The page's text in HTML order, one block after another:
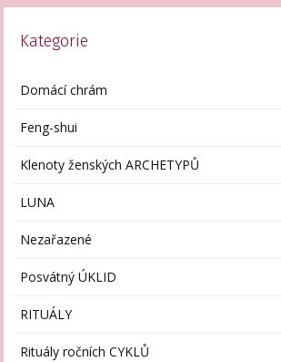
Kategorie
Domácí chrám
Feng-shui
Klenoty ženských ARCHETYPŮ
LUNA
Nezařazené
Posvátný ÚKLID
RITUÁLY
Rituály ročních CYKLŮ